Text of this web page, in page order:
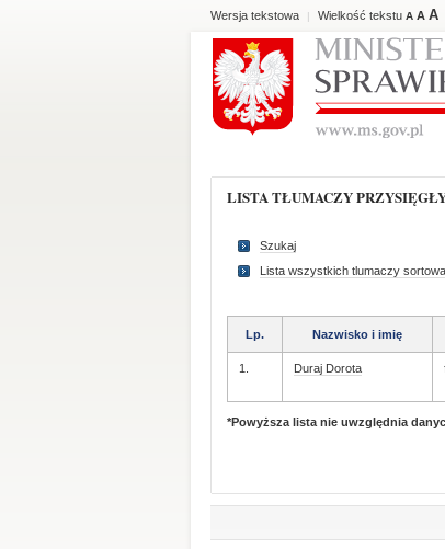
Wersja tekstowa | Wielkość tekstu A A A
LISTA TŁUMACZY
Szukaj
Lista wszystkich tlumaczy
Lp. Nazwisko i imię
1. Duraj Dorota
*Powyższa lista nie uwzględnia